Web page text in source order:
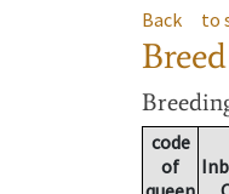
Back to
code
of